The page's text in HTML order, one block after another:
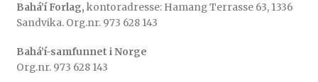
Bahá’í Forlag, kontoradresse: Hamang Terrasse 63, 1336
Sandvika. Org.nr. 973 628 143
Bahá’í-samfunnet i Norge
Org.nr. 973 628 143